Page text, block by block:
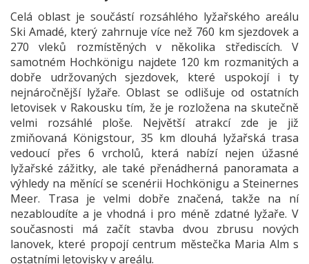
Celá oblast je součástí rozsáhlého lyžařského areálu
Ski Amadé, který zahrnuje více než 760 km sjezdovek a
270 vleků rozmístěných v několika střediscích. V
samotném Hochkönigu najdete 120 km rozmanitých a
dobře udržovaných sjezdovek, které uspokojí i ty
nejnáročnější lyžaře. Oblast se odlišuje od ostatních
letovisek v Rakousku tím, že je rozložena na skutečně
velmi rozsáhlé ploše. Největší atrakcí zde je již
zmiňovaná Königstour, 35 km dlouhá lyžařská trasa
vedoucí přes 6 vrcholů, která nabízí nejen úžasné
lyžařské zážitky, ale také přenádherná panoramata a
výhledy na měnící se scenérii Hochkönigu a Steinernes
Meer. Trasa je velmi dobře značená, takže na ní
nezabloudíte a je vhodná i pro méně zdatné lyžaře. V
současnosti má začít stavba dvou zbrusu nových
lanovek, které propojí centrum městečka Maria Alm s
ostatními letovisky v areálu.